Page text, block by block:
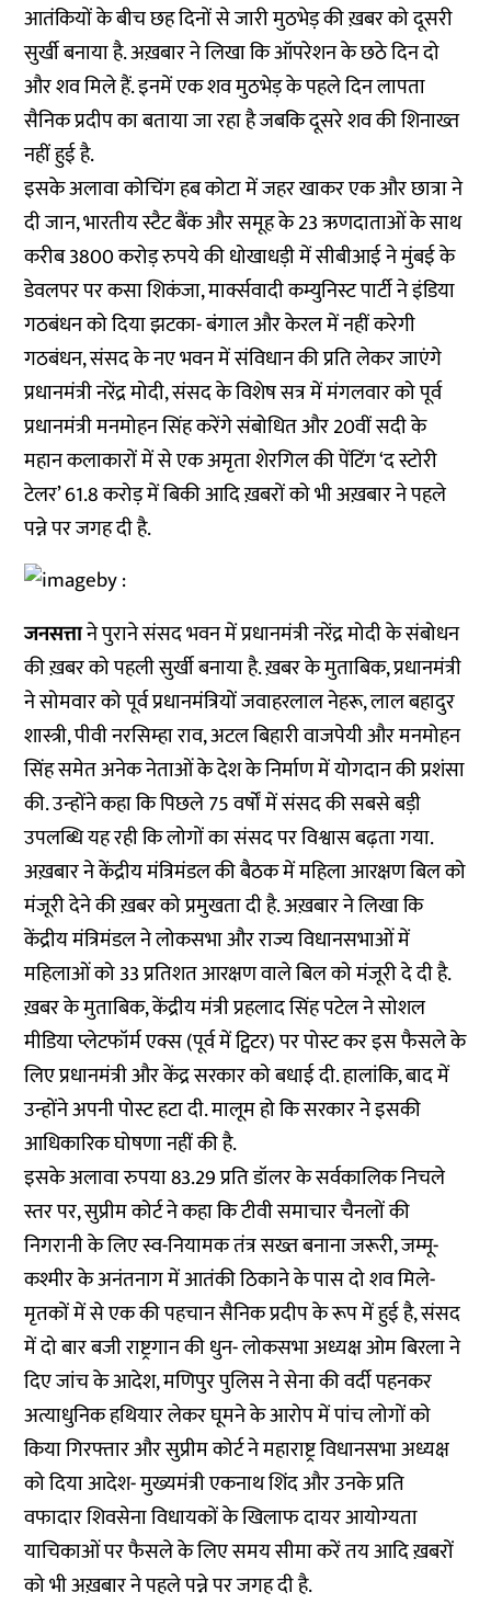
आतंकियों के बीच छह दिनों से जारी मुठभेड़ की ख़बर को दूसरी
सुर्खी बनाया है. अख़बार ने लिखा कि ऑपरेशन के छठे दिन दो
और शव मिले हैं. इनमें एक शव मुठभेड़ के पहले दिन लापता
सैनिक प्रदीप का बताया जा रहा है जबकि दूसरे शव की शिनाख्त
नहीं हुई है.
इसके अलावा कोचिंग हब कोटा में जहर खाकर एक और छात्रा ने
दी जान, भारतीय स्टैट बैंक और समूह के 23 ऋणदाताओं के साथ
करीब 3800 करोड़ रुपये की धोखाधड़ी में सीबीआई ने मुंबई के
डेवलपर पर कसा शिकंजा, मार्क्सवादी कम्युनिस्ट पार्टी ने इंडिया
गठबंधन को दिया झटका- बंगाल और केरल में नहीं करेगी
गठबंधन, संसद के नए भवन में संविधान की प्रति लेकर जाएंगे
प्रधानमंत्री नरेंद्र मोदी, संसद के विशेष सत्र में मंगलवार को पूर्व
प्रधानमंत्री मनमोहन सिंह करेंगे संबोधित और 20वीं सदी के
महान कलाकारों में से एक अमृता शेरगिल की पेंटिंग ‘द स्टोरी
टेलर’ 61.8 करोड़ में बिकी आदि ख़बरों को भी अख़बार ने पहले
पन्ने पर जगह दी है.
जनसत्ताने पुराने संसद भवन में प्रधानमंत्री नरेंद्र मोदी के संबोधन
की ख़बर को पहली सुर्खी बनाया है. ख़बर के मुताबिक, प्रधानमंत्री
ने सोमवार को पूर्व प्रधानमंत्रियों जवाहरलाल नेहरू, लाल बहादुर
शास्त्री, पीवी नरसिम्हा राव, अटल बिहारी वाजपेयी और मनमोहन
सिंह समेत अनेक नेताओं के देश के निर्माण में योगदान की प्रशंसा
की. उन्होंने कहा कि पिछले 75 वर्षों में संसद की सबसे बड़ी
उपलब्धि यह रही कि लोगों का संसद पर विश्वास बढ़ता गया.
अख़बार ने केंद्रीय मंत्रिमंडल की बैठक में महिला आरक्षण बिल को
मंजूरी देने की ख़बर को प्रमुखता दी है. अख़बार ने लिखा कि
केंद्रीय मंत्रिमंडल ने लोकसभा और राज्य विधानसभाओं में
महिलाओं को 33 प्रतिशत आरक्षण वाले बिल को मंजूरी दे दी है.
ख़बर के मुताबिक, केंद्रीय मंत्री प्रहलाद सिंह पटेल ने सोशल
मीडिया प्लेटफॉर्म एक्स (पूर्व में ट्विटर) पर पोस्ट कर इस फैसले के
लिए प्रधानमंत्री और केंद्र सरकार को बधाई दी. हालांकि, बाद में
उन्होंने अपनी पोस्ट हटा दी. मालूम हो कि सरकार ने इसकी
आधिकारिक घोषणा नहीं की है.
इसके अलावा रुपया 83.29 प्रति डॉलर के सर्वकालिक निचले
स्तर पर, सुप्रीम कोर्ट ने कहा कि टीवी समाचार चैनलों की
निगरानी के लिए स्व-नियामक तंत्र सख्त बनाना जरूरी, जम्मू-
कश्मीर के अनंतनाग में आतंकी ठिकाने के पास दो शव मिले-
मृतकों में से एक की पहचान सैनिक प्रदीप के रूप में हुई है, संसद
में दो बार बजी राष्ट्रगान की धुन- लोकसभा अध्यक्ष ओम बिरला ने
दिए जांच के आदेश, मणिपुर पुलिस ने सेना की वर्दी पहनकर
अत्याधुनिक हथियार लेकर घूमने के आरोप में पांच लोगों को
किया गिरफ्तार और सुप्रीम कोर्ट ने महाराष्ट्र विधानसभा अध्यक्ष
को दिया आदेश- मुख्यमंत्री एकनाथ शिंद और उनके प्रति
वफादार शिवसेना विधायकों के खिलाफ दायर आयोग्यता
याचिकाओं पर फैसले के लिए समय सीमा करें तय आदि ख़बरों
को भी अख़बार ने पहले पन्ने पर जगह दी है.